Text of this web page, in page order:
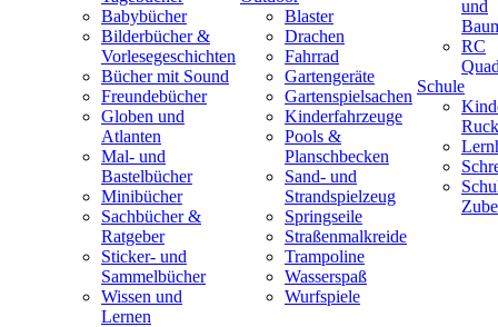
Babybücher
Bilderbücher &
Vorlesegeschichten
Bücher mit Sound
Freundebücher
Globen und
Atlanten
Mal- und
Bastelbücher
Minibücher
Sachbücher &
Ratgeber
Sticker- und
Sammelbücher
Wissen und
Lernen
Blaster
Drachen
Fahrrad
Gartengeräte
Gartenspielsachen
Kinderfahrzeuge
Pools &
Planschbecken
Sand- und
Strandspielzeug
Springseile
Straßenmalkreide
Trampoline
Wasserspaß
Wurfspiele
und
RC
Schule